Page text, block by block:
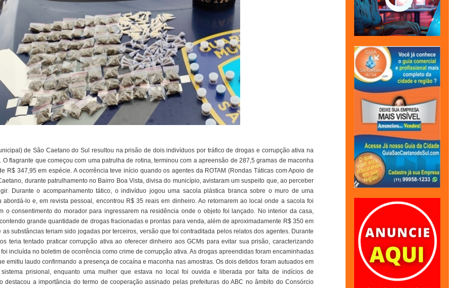
de São Caetano do Sul resultou na prisão de dois indivíduos por tráfico de drogas e corrupção ativa na
O flagrante que começou com uma patrulha de rotina, terminou com a apreensão de 287,5 gramas de maconha
R$ 347,95 em espécie. A ocorrência teve início quando os agentes da ROTAM (Rondas Táticas com Apoio de
durante patrulhamento no Bairro Boa Vista, divisa do município, avistaram um suspeito que, ao perceber
Durante o acompanhamento tático, o indivíduo jogou uma sacola plástica branca sobre o muro de uma
abordá-lo e, em revista pessoal, encontrou R$ 35 reais em dinheiro. Ao retornarem ao local onde a sacola foi
o consentimento do morador para ingressarem na residência onde o objeto foi lançado. No interior da casa,
grande quantidade de drogas fracionadas e prontas para venda, além de aproximadamente R$ 350 em
substâncias teriam sido jogadas por terceiros, versão que foi contraditada pelos relatos dos agentes. Durante
teria tentado praticar corrupção ativa ao oferecer dinheiro aos GCMs para evitar sua prisão, caracterizando
incluída no boletim de ocorrência como crime de corrupção ativa. As drogas apreendidas foram encaminhadas
emitiu laudo confirmando a presença de cocaína e maconha nas amostras. Os dois detidos foram autuados em
prisional, enquanto uma mulher que estava no local foi ouvida e liberada por falta de indícios de
destacou a importância do termo de cooperação assinado pelas prefeituras do ABC no âmbito do Consórcio